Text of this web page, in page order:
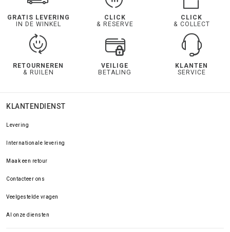
GRATIS LEVERING
IN DE WINKEL
CLICK
& RESERVE
CLICK
& COLLECT
RETOURNEREN
& RUILEN
VEILIGE
BETALING
KLANTEN
SERVICE
KLANTENDIENST
Levering
Internationale levering
Maak een retour
Contacteer ons
Veelgestelde vragen
Al onze diensten